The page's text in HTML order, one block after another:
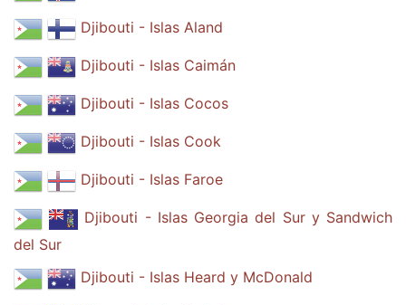
Djibouti - Islas Aland
Djibouti - Islas Caimán
Djibouti - Islas Cocos
Djibouti - Islas Cook
Djibouti - Islas Faroe
Djibouti - Islas Georgia del Sur y Sandwich
del Sur
Djibouti - Islas Heard y McDonald